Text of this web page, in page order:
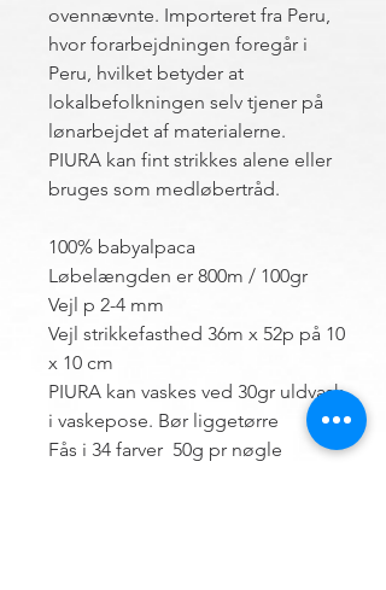
ovennævnte. Importeret fra Peru,
hvor forarbejdningen foregår i
Peru, hvilket betyder at
lokalbefolkningen selv tjener på
lønarbejdet af materialerne.
PIURA kan fint strikkes alene eller
bruges som medløbertråd.
100% babyalpaca
Løbelængden er 800m / 100gr
Vejl p 2-4 mm
Vejl strikkefasthed 36m x 52p på 10
x 10 cm
PIURA kan vaskes ved 30gr uldvask
i vaskepose. Bør liggetørre
Fås i 34 farver 50g pr nøgle